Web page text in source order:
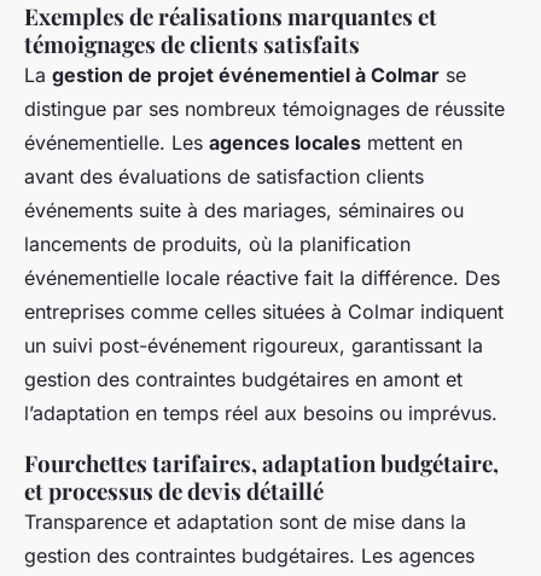
Exemples de réalisations marquantes et
témoignages de clients satisfaits
La gestion de projet événementiel à Colmar se
distingue par ses nombreux témoignages de réussite
événementielle. Les agences locales mettent en
avant des évaluations de satisfaction clients
événements suite à des mariages, séminaires ou
lancements de produits, où la planification
événementielle locale réactive fait la différence. Des
entreprises comme celles situées à Colmar indiquent
un suivi post-événement rigoureux, garantissant la
gestion des contraintes budgétaires en amont et
l’adaptation en temps réel aux besoins ou imprévus.
Fourchettes tarifaires, adaptation budgétaire,
et processus de devis détaillé
Transparence et adaptation sont de mise dans la
gestion des contraintes budgétaires. Les agences